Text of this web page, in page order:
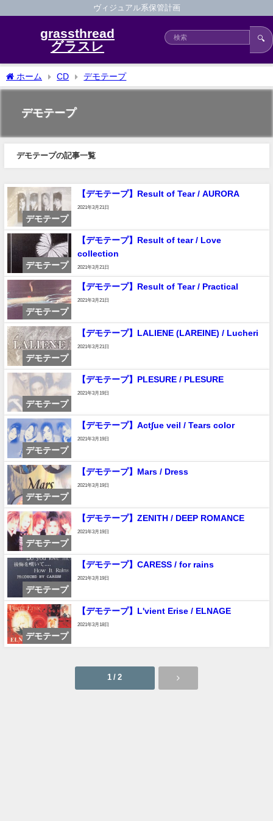
ヴィジュアル系保管計画
grassthread
グラスレ
🔍
ホーム CD デモテープ
デモテープ
デモテープの記事一覧
デモテープ
【デモテープ】Result of Tear / AURORA
2021年3月21日
デモテープ
【デモテープ】Result of tear / Love
collection
2021年3月21日
デモテープ
【デモテープ】Result of Tear / Practical
2021年3月21日
デモテープ
【デモテープ】LALIENE (LAREINE) / Lucheri
2021年3月21日
デモテープ
【デモテープ】PLESURE / PLESURE
2021年3月19日
デモテープ
【デモテープ】Act∫ue veil / Tears color
2021年3月19日
デモテープ
【デモテープ】Mars / Dress
2021年3月19日
デモテープ
【デモテープ】ZENITH / DEEP ROMANCE
2021年3月19日
デモテープ
【デモテープ】CARESS / for rains
2021年3月19日
デモテープ
【デモテープ】L'vient Erise / ELNAGE
2021年3月18日
1 / 2